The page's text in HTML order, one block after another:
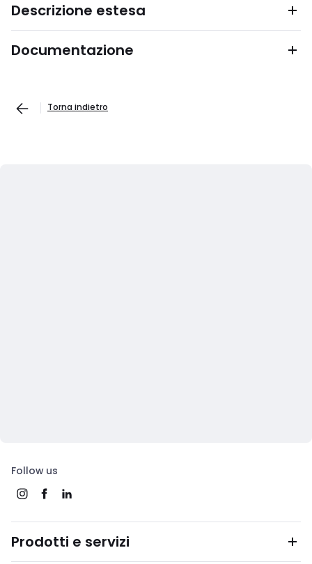
Descrizione estesa
Documentazione
Torna indietro
Follow us
Prodotti e servizi